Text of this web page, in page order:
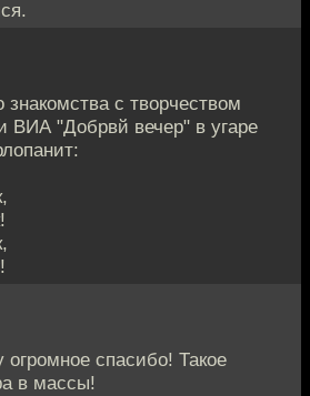
знакомства с творчеством
ВИА "Добрвй вечер" в угаре
спасибо! Такое
в массы!